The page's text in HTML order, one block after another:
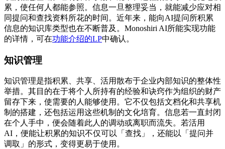
累，使任何人都能参照。信息一旦整理妥当，就能减少应对相
同提问和查找资料所花的时间。近年来，能向AI提问所积累
信息的知识库类型也在不断普及。Monoshiri AI所能实现功能
的详情，可在功能介绍的LP中确认。
知识管理
知识管理是指积累、共享、活用散布于企业内部知识的整体性
举措。其目的在于将个人所持有的经验和诀窍作为组织的财产
留存下来，使需要的人能够使用。它不仅包括文档化和共享机
制的搭建，还包括运用这些机制的文化培育。信息若一直封闭
在个人手中，便会随着此人的调动或离职而流失。若活用
AI，便能让积累的知识不仅可以「查找」，还能以「提问并
调取」的形式，变得更易于使用。